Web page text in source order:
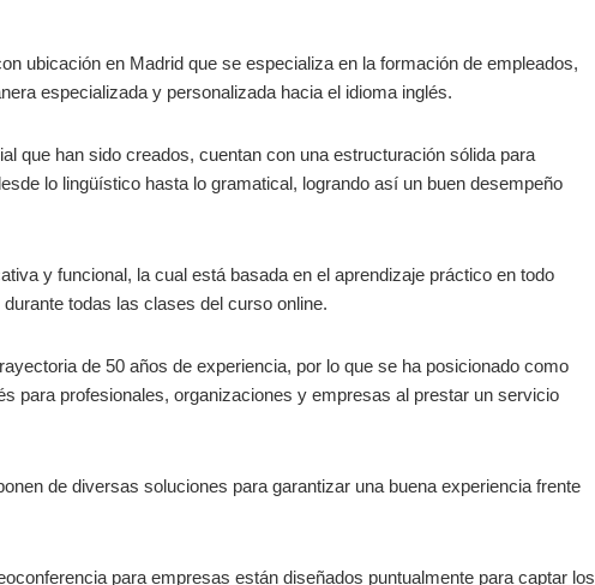
ubicación en Madrid que se especializa en la formación de empleados,
especializada y personalizada hacia el idioma inglés.
que han sido creados, cuentan con una estructuración sólida para
lo lingüístico hasta lo gramatical, logrando así un buen desempeño
y funcional, la cual está basada en el aprendizaje práctico en todo
todas las clases del curso online.
de 50 años de experiencia, por lo que se ha posicionado como
para profesionales, organizaciones y empresas al prestar un servicio
de diversas soluciones para garantizar una buena experiencia frente
para empresas están diseñados puntualmente para captar los